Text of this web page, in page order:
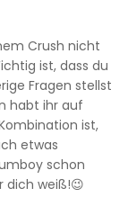
Crush nicht
ist, dass du
Fragen stellst
habt ihr auf
ist,
etwas
schon
dich weiß!😉